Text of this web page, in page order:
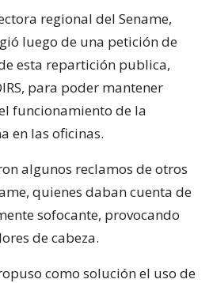
regional del Sename,
luego de una petición de
esta repartición publica,
para poder mantener
funcionamiento de la
en las oficinas.
algunos reclamos de otros
quienes daban cuenta de
sofocante, provocando
de cabeza.
como solución el uso de